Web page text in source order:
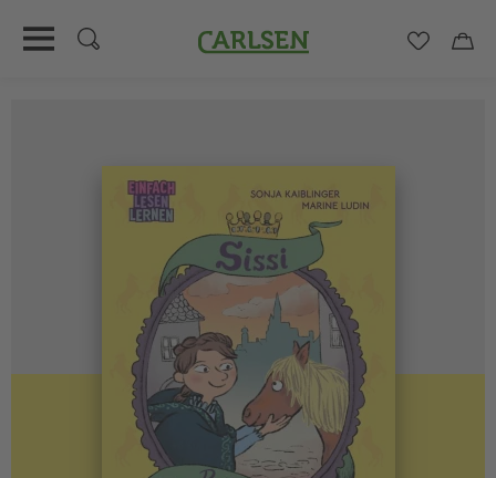
Carlsen